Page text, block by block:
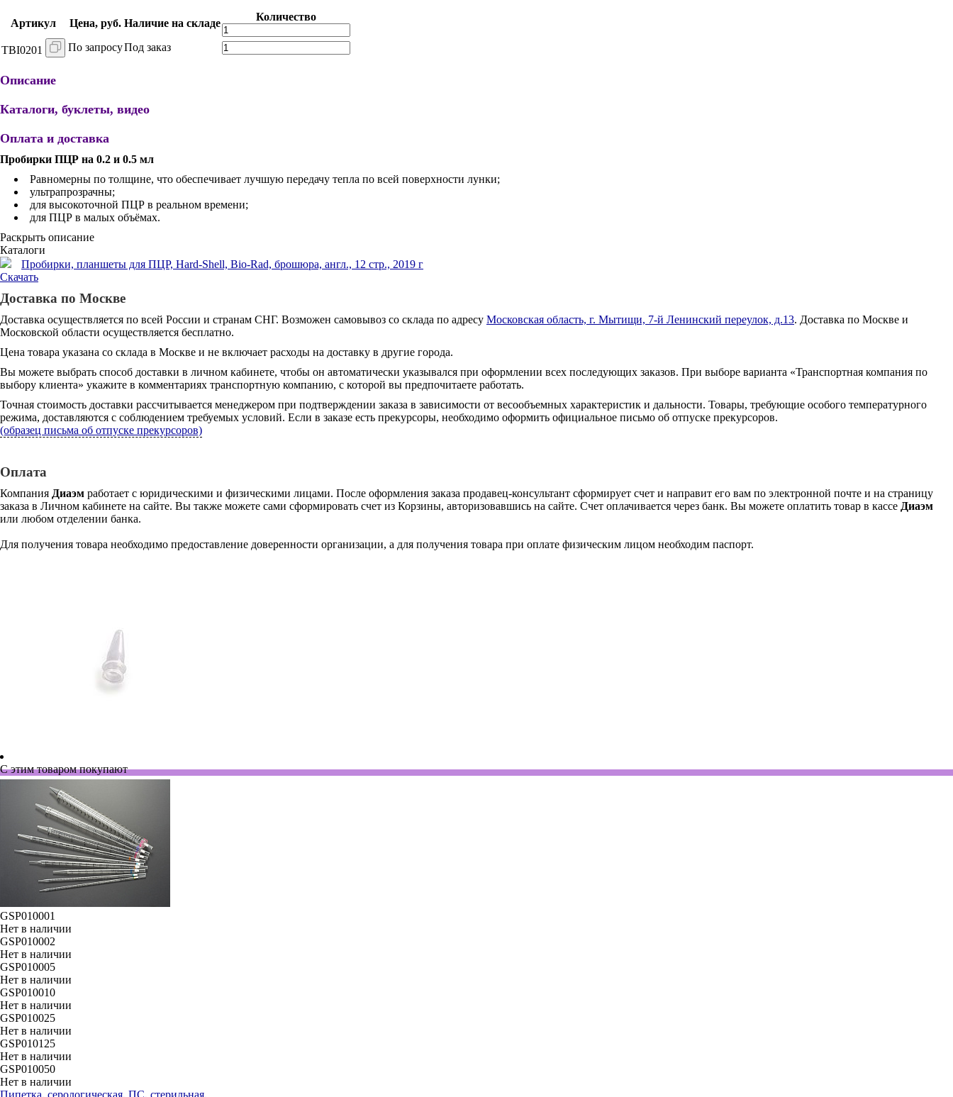
Артикул Цена, руб. Наличие на складе
Количество
TBI0201 По запросуПод заказ
Описание
Каталоги, буклеты, видео
Оплата и доставка
Пробирки ПЦР на 0.2 и 0.5 мл
Равномерны по толщине, что обеспечивает лучшую передачу тепла по всей поверхности лунки;
ультрапрозрачны;
для высокоточной ПЦР в реальном времени;
для ПЦР в малых объёмах.
Раскрыть описание
Каталоги
Пробирки, планшеты для ПЦР, Hard-Shell, Bio-Rad, брошюра, англ., 12 стр., 2019 г
Скачать
Доставка по Москве
Доставка осуществляется по всей России и странам СНГ. Возможен самовывоз со склада по адресу Московская область, г. Мытищи, 7-й Ленинский переулок, д.13. Доставка по Москве и
Московской области осуществляется бесплатно.
Цена товара указана со склада в Москве и не включает расходы на доставку в другие города.
Вы можете выбрать способ доставки в личном кабинете, чтобы он автоматически указывался при оформлении всех последующих заказов. При выборе варианта «Транспортная компания по
выбору клиента» укажите в комментариях транспортную компанию, с которой вы предпочитаете работать.
Точная стоимость доставки рассчитывается менеджером при подтверждении заказа в зависимости от весообъемных характеристик и дальности. Товары, требующие особого температурного
режима, доставляются с соблюдением требуемых условий. Если в заказе есть прекурсоры, необходимо оформить официальное письмо об отпуске прекурсоров.
(образец письма об отпуске прекурсоров)
Оплата
Компания Диаэм работает с юридическими и физическими лицами. После оформления заказа продавец-консультант сформирует счет и направит его вам по электронной почте и на страницу
заказа в Личном кабинете на сайте. Вы также можете сами сформировать счет из Корзины, авторизовавшись на сайте. Счет оплачивается через банк. Вы можете оплатить товар в кассе Диаэм
или любом отделении банка.
Для получения товара необходимо предоставление доверенности организации, а для получения товара при оплате физическим лицом необходим паспорт.
С этим товаром покупают
GSP010001
Нет в наличии
GSP010002
Нет в наличии
GSP010005
Нет в наличии
GSP010010
Нет в наличии
GSP010025
Нет в наличии
GSP010125
Нет в наличии
GSP010050
Нет в наличии
Пипетка, серологическая, ПС, стерильная,